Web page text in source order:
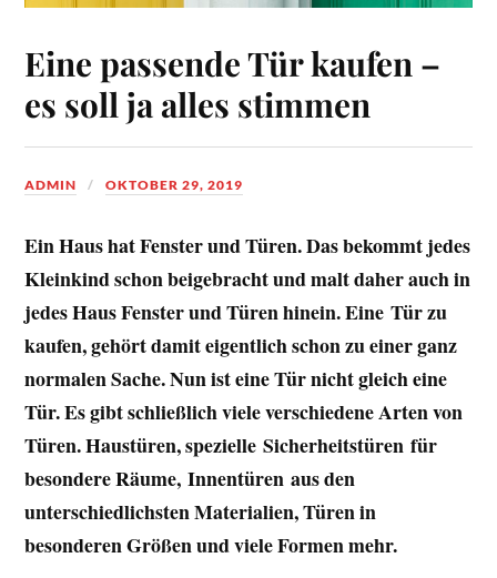
Eine passende Tür kaufen –
es soll ja alles stimmen
ADMIN OKTOBER 29, 2019
Ein Haus hat Fenster und Türen. Das bekommt jedes
Kleinkind schon beigebracht und malt daher auch in
jedes Haus Fenster und Türen hinein. Eine Tür zu
kaufen, gehört damit eigentlich schon zu einer ganz
normalen Sache. Nun ist eine Tür nicht gleich eine
Tür. Es gibt schließlich viele verschiedene Arten von
Türen. Haustüren, spezielle Sicherheitstüren für
besondere Räume, Innentüren aus den
unterschiedlichsten Materialien, Türen in
besonderen Größen und viele Formen mehr.